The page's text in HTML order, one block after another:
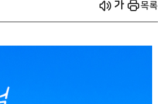
시작
열기 목록